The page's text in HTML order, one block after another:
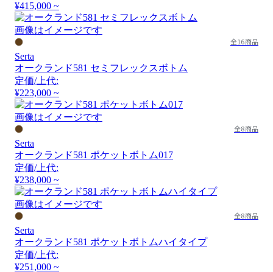
¥415,000 ~
画像はイメージです
全16商品
Serta
オークランド581 セミフレックスボトム
定価/上代:
¥223,000 ~
画像はイメージです
全8商品
Serta
オークランド581 ポケットボトム017
定価/上代:
¥238,000 ~
画像はイメージです
全8商品
Serta
オークランド581 ポケットボトムハイタイプ
定価/上代:
¥251,000 ~